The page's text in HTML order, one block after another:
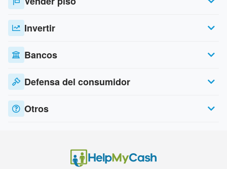
Invertir
Bancos
Defensa del consumidor
Otros